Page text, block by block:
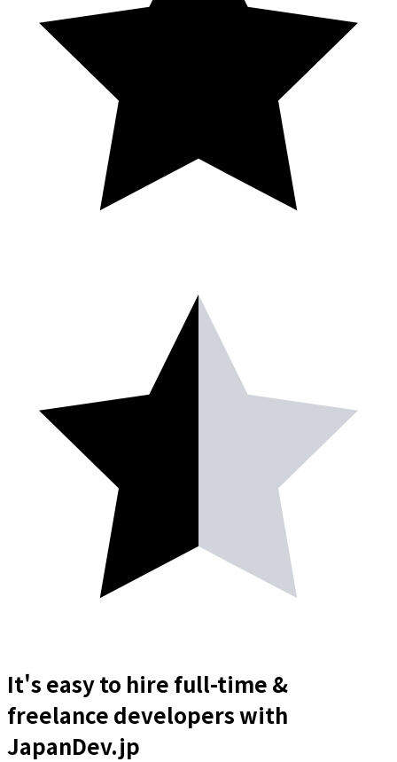
It's easy to hire full-time &
freelance developerswith
JapanDev.jp